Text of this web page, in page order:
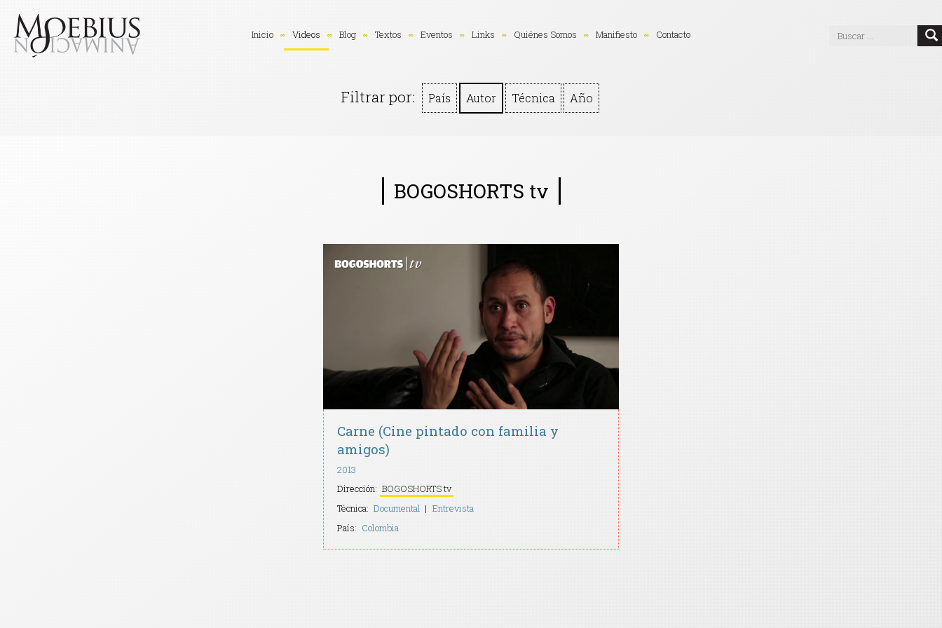
Inicio Videos Blog Textos Eventos Links Quiénes Somos Manifiesto Contacto
Filtrar por: País Autor Técnica Año
BOGOSHORTS tv
Carne (Cine pintado con familia y
amigos)
2013
Dirección: BOGOSHORTS tv
Técnica: Documental
Entrevista
País: Colombia